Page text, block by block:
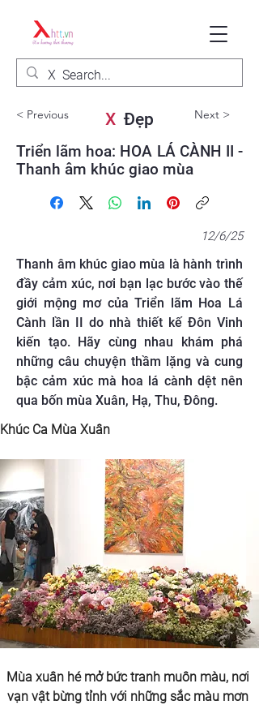
< Previous X Đẹp Next >
Triển lãm hoa: HOA LÁ CÀNH II -
Thanh âm khúc giao mùa
12/6/25
Thanh âm khúc giao mùa là hành trình
đầy cảm xúc, nơi bạn lạc bước vào thế
giới mộng mơ của Triển lãm Hoa Lá
Cành lần II do nhà thiết kế Đôn Vinh
kiến tạo. Hãy cùng nhau khám phá
những câu chuyện thầm lặng và cung
bậc cảm xúc mà hoa lá cành dệt nên
qua bốn mùa Xuân, Hạ, Thu, Đông.
Khúc Ca Mùa Xuân
Mùa xuân hé mở bức tranh muôn màu, nơi
vạn vật bừng tỉnh với những sắc màu mơn